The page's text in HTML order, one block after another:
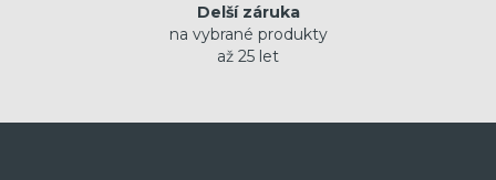
Delší záruka
na vybrané produkty
až 25 let